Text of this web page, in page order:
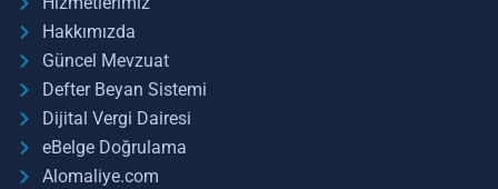
Hakkımızda
Güncel Mevzuat
Defter Beyan Sistemi
Dijital Vergi Dairesi
eBelge Doğrulama
Alomaliye.com